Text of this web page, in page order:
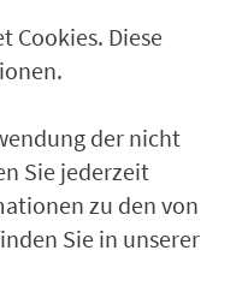
Cookies. Diese
der nicht
Sie jederzeit
zu den von
Sie in unserer